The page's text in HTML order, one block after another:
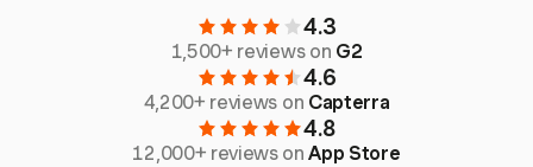
4.3
1,500+ reviews on G2
4.6
4,200+ reviews on Capterra
4.8
12,000+ reviews onApp Store